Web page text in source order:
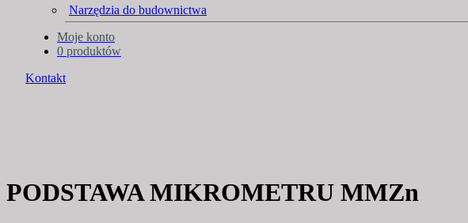
Narzędzia do budownictwa
Moje konto
0 produktów
Kontakt
PODSTAWA MIKROMETRU MMZn